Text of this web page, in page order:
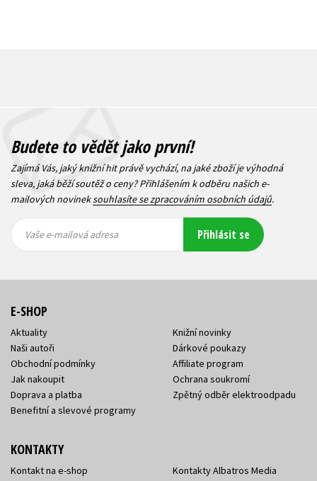
Budete to vědět jako první!
Zajímá Vás, jaký knižní hit právě vychází, na jaké zboží je výhodná
sleva, jaká běží soutěž o ceny? Přihlášením k odběru našich e-
mailových novineksouhlasíte se zpracováním osobních údajů.
mailová
mailová
Vaše e-mailová adresa Přihlásit se
E-SHOP
Aktuality
Naši autoři
Obchodní podmínky
Jak nakoupit
Doprava a platba
Benefitní a slevové programy
Knižní novinky
Dárkové poukazy
Affiliate program
Ochrana soukromí
Zpětný odběr elektroodpadu
KONTAKTY
Kontakt na e-shop
Kontakty Albatros Media